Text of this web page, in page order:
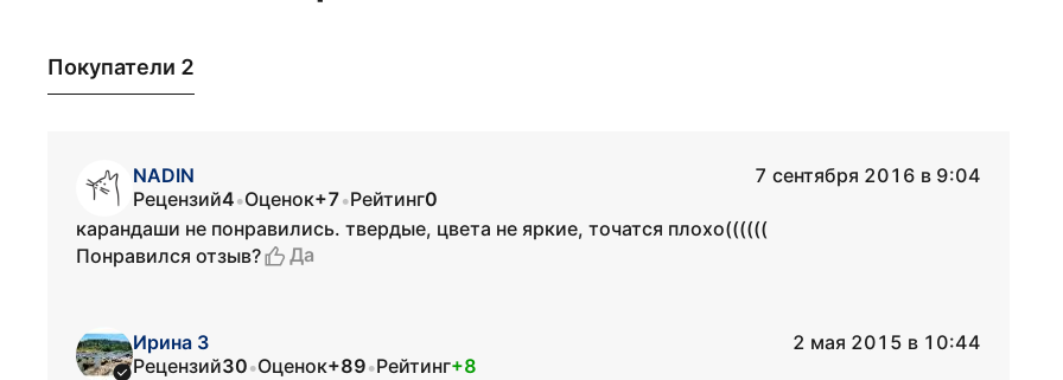
Покупатели 2
NADIN
7 сентября 2016 в 9:04
Рецензий4•Оценок+7•Рейтинг0
карандаши не понравились. твердые, цвета не яркие, точатся плохо((((((
Понравился отзыв?
Да
Ирина З
2 мая 2015 в 10:44
Рецензий30•Оценок+89•Рейтинг+8